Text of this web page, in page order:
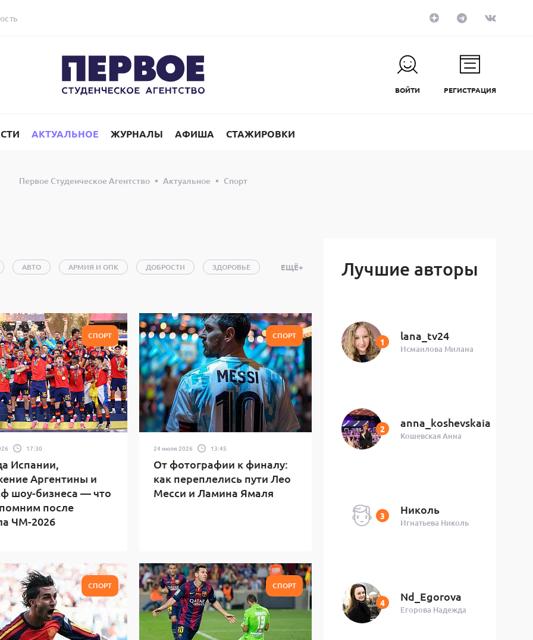
ВОЙТИ РЕГИСТРАЦИЯ
АКТУАЛЬНОЕ ЖУРНАЛЫ АФИША СТАЖИРОВКИ
Первое Студенческое Агентство Актуальное Спорт
АВТО АРМИЯ И ОПК ДОБРОСТИ ЗДОРОВЬЕ
ТЕННИС ТЕХНОЛОГИИ И НАУКА ХОЧУ СТАТЬ
ЕЩЁ+
СПОРТ
17:30
Испании,
Аргентины и
шоу-бизнеса — что
после
ЧМ-2026
СПОРТ
24 июля 2026 13:45
От фотографии к финалу:
как переплелись пути Лео
Месси и Ламина Ямаля
СПОРТ СПОРТ
Лучшие авторы
lana_tv24
Исмаилова Милана
anna_koshevskaia
Кошевская Анна
Николь
Игнатьева Николь
Nd_Egorova
Егорова Надежда